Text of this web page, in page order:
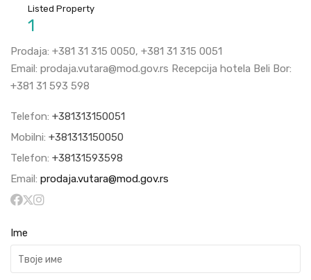
Listed Property
1
Prodaja: +381 31 315 0050, +381 31 315 0051
Email: prodaja.vutara@mod.gov.rs Recepcija hotela Beli Bor:
+381 31 593 598
Telefon: +381313150051
Mobilni: +381313150050
Telefon: +38131593598
Email: prodaja.vutara@mod.gov.rs
Ime